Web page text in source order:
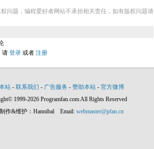
问题，编程爱好者网站不承担相关责任，如有版权问题请
请 登录或者 注册
站 - 联系我们 - 广告服务 - 赞助本站 - 官方微博
1999-2026 Programfan.com All Rights Reserved
作&维护：Hannibal Email: webmaster@pfan.cn